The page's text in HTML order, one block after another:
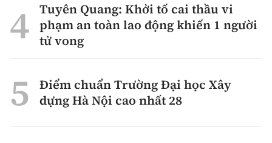
Tuyên Quang: Khởi tố cai thầu vi
phạm an toàn lao động khiến 1 người
tử vong
Điểm chuẩn Trường Đại học Xây
dựng Hà Nội cao nhất 28